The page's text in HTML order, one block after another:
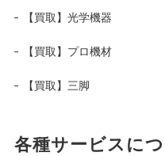
【買取】光学機器
【買取】プロ機材
【買取】三脚
各種サービスに